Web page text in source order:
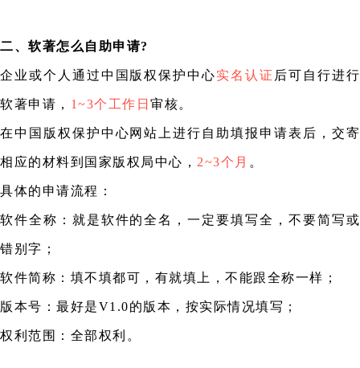
二、软著怎么自助申请?
企业或个人通过中国版权保护中心实名认证 后可自行进行
软著申请， 1~3个工作日 审核。
在中国版权保护中心网站上进行自助填报申请表后，交寄
相应的材料到国家版权局中心， 2~3个月 。
具体的申请流程：
软件全称：就是软件的全名，一定要填写全，不要简写或
错别字；
软件简称：填不填都可，有就填上，不能跟全称一样；
版本号：最好是V1.0的版本，按实际情况填写；
权利范围：全部权利。